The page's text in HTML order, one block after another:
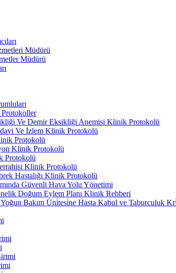
Müdürü
Müdürü
Ve Demir Eksikliği Anemisi Klinik Protokolü
Ve İzlem Klinik Protokolü
Protokolü
Klinik Protokolü
Protokolü
Klinik Protokolü
Hastalığı Klinik Protokolü
Güvenli Hava Yolu Yönetimi
Doğum Eylem Planı Klinik Rehberi
Bakım Üni̇tesi̇ne Hasta Kabul ve Taburculuk